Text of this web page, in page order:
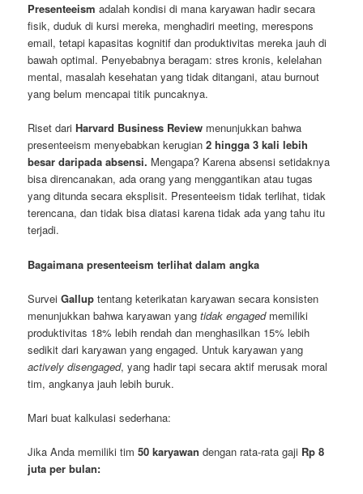
Presenteeism adalah kondisi di mana karyawan hadir secara
fisik, duduk di kursi mereka, menghadiri meeting, merespons
email, tetapi kapasitas kognitif dan produktivitas mereka jauh di
bawah optimal. Penyebabnya beragam: stres kronis, kelelahan
mental, masalah kesehatan yang tidak ditangani, atau burnout
yang belum mencapai titik puncaknya.
Riset dariHarvard Business Review menunjukkan bahwa
presenteeism menyebabkan kerugian2 hingga 3 kali lebih
besar daripada absensi. Mengapa? Karena absensi setidaknya
bisa direncanakan, ada orang yang menggantikan atau tugas
yang ditunda secara eksplisit. Presenteeism tidak terlihat, tidak
terencana, dan tidak bisa diatasi karena tidak ada yang tahu itu
terjadi.
Bagaimana presenteeism terlihat dalam angka
SurveiGallup tentang keterikatan karyawan secara konsisten
menunjukkan bahwa karyawan yangtidak engagedmemiliki
produktivitas 18% lebih rendah dan menghasilkan 15% lebih
sedikit dari karyawan yang engaged. Untuk karyawan yang
actively disengaged, yang hadir tapi secara aktif merusak moral
tim, angkanya jauh lebih buruk.
Mari buat kalkulasi sederhana:
Jika Anda memiliki tim50 karyawan dengan rata-rata gaji Rp 8
juta per bulan: